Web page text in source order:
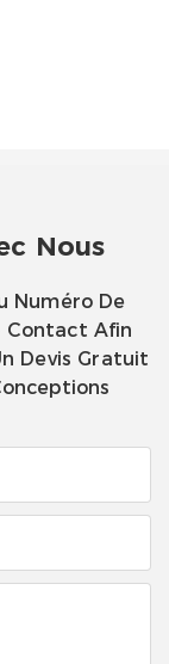
Nous
Numéro De
Contact Afin
Devis Gratuit